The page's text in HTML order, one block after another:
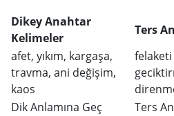
Dikey Anahtar
Kelimeler
Ters
afet, yıkım, kargaşa,
travma, ani değişim,
kaos
felaketi
Dik Anlamına Geç
Ters